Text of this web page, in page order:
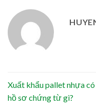
Xuất khẩu pallet nhựa
hồ sơ chứng từ gì?